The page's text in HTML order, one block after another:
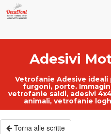
Adesivi
Vetrofanie Adesive ideali
furgoni, porte.
vetrofanie saldi, adesivi
animali, vetrofanie
Torna alle scritte